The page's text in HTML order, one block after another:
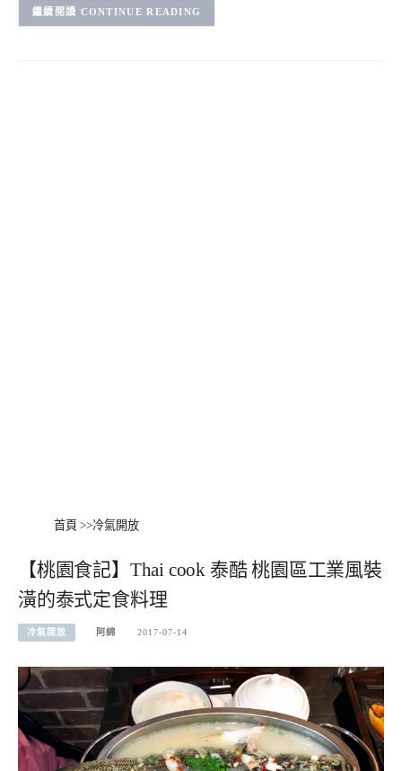
CONTINUE READING
首頁 >>冷氣開放
【桃園食記】Thai cook 泰酷 桃園區工業風裝
潢的泰式定食料理
冷氣開放 阿綿 2017-07-14